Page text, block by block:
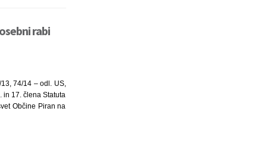
rabi
74/14 – odl. US,
in 17. člena Statuta
Občine Piran na